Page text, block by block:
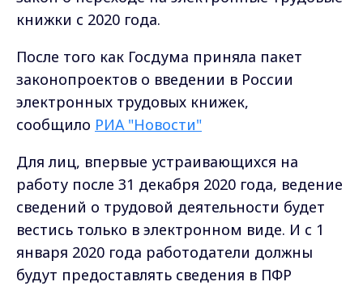
книжки с 2020 года.
После того как Госдума приняла пакет
законопроектов о введении в России
электронных трудовых книжек,
сообщило РИА "Новости"
Для лиц, впервые устраивающихся на
работу после 31 декабря 2020 года, ведение
сведений о трудовой деятельности будет
вестись только в электронном виде. И с 1
января 2020 года работодатели должны
будут предоставлять сведения в ПФР